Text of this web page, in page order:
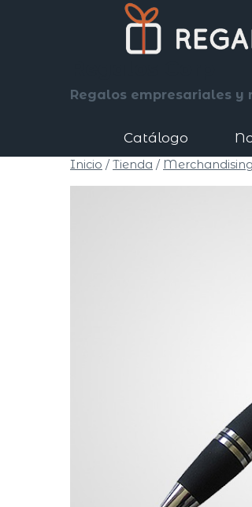
Regalos empresariales
Catálogo
Inicio / Tienda / Merchandising